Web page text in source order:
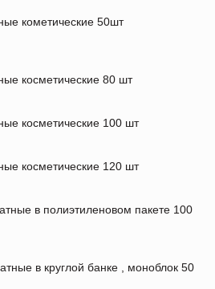
кометические 50шт
косметические 80 шт
косметические 100 шт
косметические 120 шт
в полиэтиленовом пакете 100
в круглой банке , моноблок 50